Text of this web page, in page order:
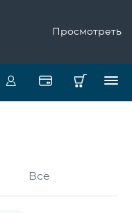
Просмотреть
Все